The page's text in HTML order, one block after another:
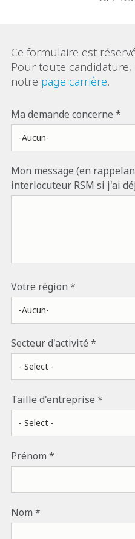
Ce formulaire est
Pour toute
notre page carrière.
Ma demande concerne
Mon message (en
interlocuteur RSM si j'ai
Votre région
Secteur d'activité
Taille d'entreprise
Prénom
Nom